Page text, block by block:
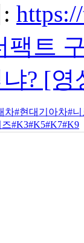
팩트
냐? [
차#현대기아차#
#K3#K5#K7#K9